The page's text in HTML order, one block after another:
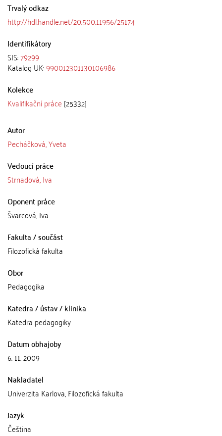
Trvalý odkaz
http://hdl.handle.net/20.500.11956/25174
Identifikátory
SIS:79299
Katalog UK:990012301130106986
Kolekce
Kvalifikační práce [25332]
Autor
Pecháčková, Yveta
Vedoucí práce
Strnadová, Iva
Oponent práce
Švarcová, Iva
Fakulta / součást
Filozofická fakulta
Obor
Pedagogika
Katedra / ústav / klinika
Katedra pedagogiky
Datum obhajoby
6. 11. 2009
Nakladatel
Univerzita Karlova, Filozofická fakulta
Jazyk
Čeština